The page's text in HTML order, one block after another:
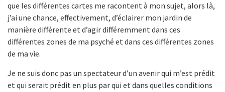
que les différentes cartes me racontent à mon sujet, alors là,
j’ai une chance, effectivement, d’éclairer mon jardin de
manière différente et d’agir différemment dans ces
différentes zones de ma psyché et dans ces différentes zones
de ma vie.
Je ne suis donc pas un spectateur d’un avenir qui m’est prédit
et qui serait prédit en plus par qui et dans quelles conditions